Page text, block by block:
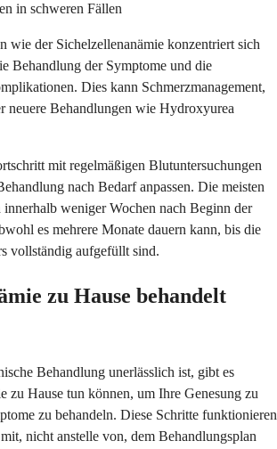
in schweren Fällen
wie der Sichelzellenanämie konzentriert sich
Behandlung der Symptome und die
Dies kann Schmerzmanagement,
neuere Behandlungen wie Hydroxyurea
mit regelmäßigen Blutuntersuchungen
nach Bedarf anpassen. Die meisten
weniger Wochen nach Beginn der
es mehrere Monate dauern kann, bis die
vollständig aufgefüllt sind.
zu Hause behandelt
Behandlung unerlässlich ist, gibt es
zu Hause tun können, um Ihre Genesung zu
zu behandeln. Diese Schritte funktionieren
nicht anstelle von, dem Behandlungsplan